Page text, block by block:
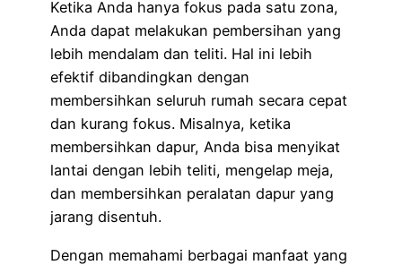
Ketika Anda hanya fokus pada satu zona,
Anda dapat melakukan pembersihan yang
lebih mendalam dan teliti. Hal ini lebih
efektif dibandingkan dengan
membersihkan seluruh rumah secara cepat
dan kurang fokus. Misalnya, ketika
membersihkan dapur, Anda bisa menyikat
lantai dengan lebih teliti, mengelap meja,
dan membersihkan peralatan dapur yang
jarang disentuh.
Dengan memahami berbagai manfaat yang